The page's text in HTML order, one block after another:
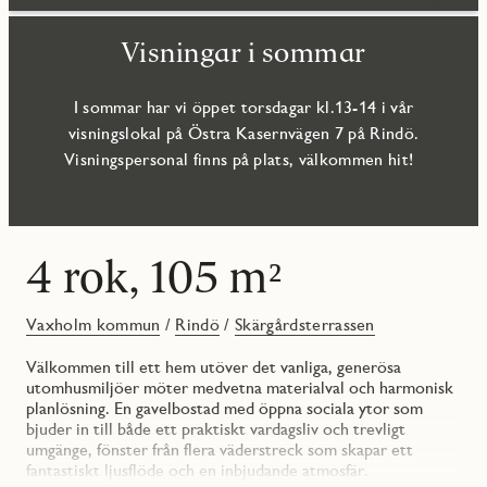
Visningar i sommar
I sommar har vi öppet torsdagar kl.13-14 i vår
visningslokal på Östra Kasernvägen 7 på Rindö.
Visningspersonal finns på plats, välkommen hit!
4 rok, 105 m²
Vaxholm kommun / Rindö /Skärgårdsterrassen
Välkommen till ett hem utöver det vanliga, generösa
utomhusmiljöer möter medvetna materialval och harmonisk
planlösning. En gavelbostad med öppna sociala ytor som
bjuder in till både ett praktiskt vardagsliv och trevligt
umgänge, fönster från flera väderstreck som skapar ett
fantastiskt ljusflöde och en inbjudande atmosfär.